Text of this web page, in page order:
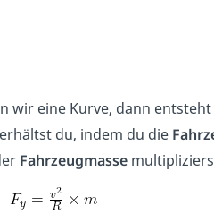
wir eine Kurve, dann
du, indem du die
Fahrzeugmasse